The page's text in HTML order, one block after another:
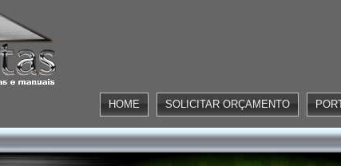
HOME SOLICITAR ORÇAMENTO